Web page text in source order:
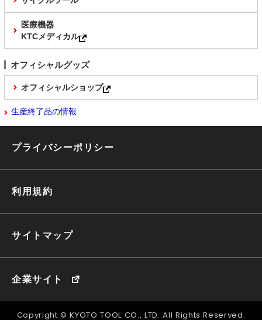
医療機器
KTCメディカル
オフィシャルグッズ
オフィシャルショップ
生産終了品の情報
プライバシーポリシー
利用規約
サイトマップ
企業サイト
Copyright © KYOTO TOOL CO., LTD. All Rights Reserved.